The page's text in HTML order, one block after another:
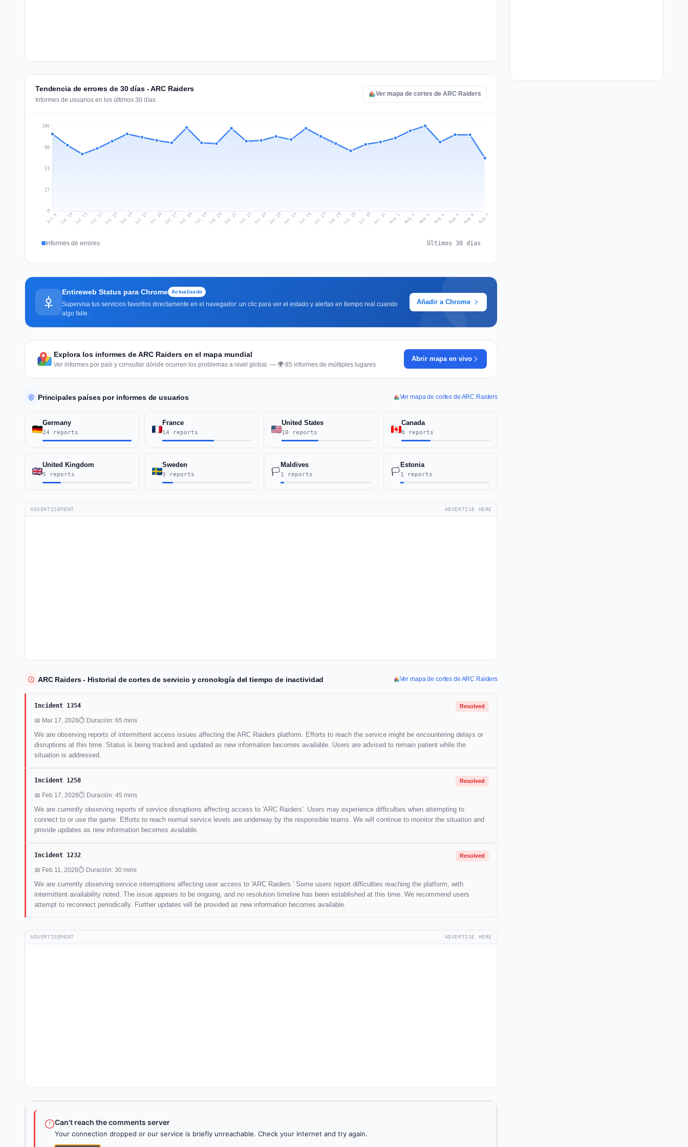
Tendencia de errores de 30 días - ARC Raiders
Informes de usuarios en los últimos 30 días
Ver mapa de cortes de ARC Raiders
0
27
53
80
106
Jul 9 Jul 10 Jul 11Jul 12Jul 13 Jul 14 Jul 15 Jul 16 Jul 17 Jul 18Jul 19 Jul 20 Jul 21 Jul 22 Jul 23 Jul 24 Jul 25 Jul 26Jul 27 Jul 28Jul 29 Jul 30 Jul 31 Aug 1 Aug 2 Aug 3 Aug 4 Aug 5 Aug 6 Aug 7
Informes de errores Últimos 30 días
Entireweb Status para Chrome Actualizado
Supervisa tus servicios favoritos directamente en el navegador: un clic para ver el estado y alertas en tiempo real cuando
algo falle.
Añadir a Chrome
Explora los informes de ARC Raiders en el mapa mundial
Ver informes por país y consultar dónde ocurren los problemas a nivel global. — 🌍 85 informes de múltiples lugares
Abrir mapa en vivo
Principales países por informes de usuarios Ver mapa de cortes de ARC Raiders
Germany
24 reports
France
14 reports
United States
10 reports
Canada
8 reports
United Kingdom
5 reports
Sweden
3 reports 🏳️
Maldives
1 reports 🏳️
Estonia
1 reports
ADVERTISEMENT ADVERTISE HERE
ARC Raiders - Historial de cortes de servicio y cronología del tiempo de inactividad Ver mapa de cortes de ARC Raiders
Incident 1354 Resolved
📅 Mar 17, 2026⏱ Duración: 65 mins
We are observing reports of intermittent access issues affecting the ARC Raiders platform. Efforts to reach the service might be encountering delays or
disruptions at this time. Status is being tracked and updated as new information becomes available. Users are advised to remain patient while the
situation is addressed.
Incident 1258 Resolved
📅 Feb 17, 2026⏱ Duración: 45 mins
We are currently observing reports of service disruptions affecting access to 'ARC Raiders'. Users may experience difficulties when attempting to
connect to or use the game. Efforts to reach normal service levels are underway by the responsible teams. We will continue to monitor the situation and
provide updates as new information becomes available.
Incident 1232 Resolved
📅 Feb 11, 2026⏱ Duración: 30 mins
We are currently observing service interruptions affecting user access to 'ARC Raiders.' Some users report difficulties reaching the platform, with
intermittent availability noted. The issue appears to be ongoing, and no resolution timeline has been established at this time. We recommend users
attempt to reconnect periodically. Further updates will be provided as new information becomes available.
ADVERTISEMENT ADVERTISE HERE
Can't reach the comments server
Your connection dropped or our service is briefly unreachable. Check your internet and try again.